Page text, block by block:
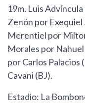
19m. Luis
Zenón por Exequiel
Merentiel por
Morales por
por Carlos Palacios
Cavani (BJ).
Estadio: La